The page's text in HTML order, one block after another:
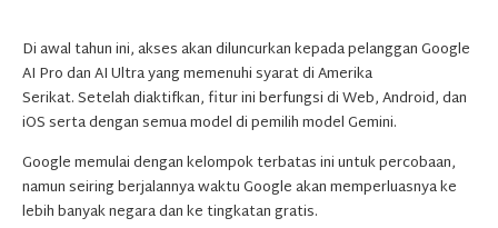
Di awal tahun ini, akses akan diluncurkan kepada pelanggan Google
AI Pro dan AI Ultra yang memenuhi syarat di Amerika
Serikat. Setelah diaktifkan, fitur ini berfungsi di Web, Android, dan
iOS serta dengan semua model di pemilih model Gemini.
Google memulai dengan kelompok terbatas ini untuk percobaan,
namun seiring berjalannya waktu Google akan memperluasnya ke
lebih banyak negara dan ke tingkatan gratis.